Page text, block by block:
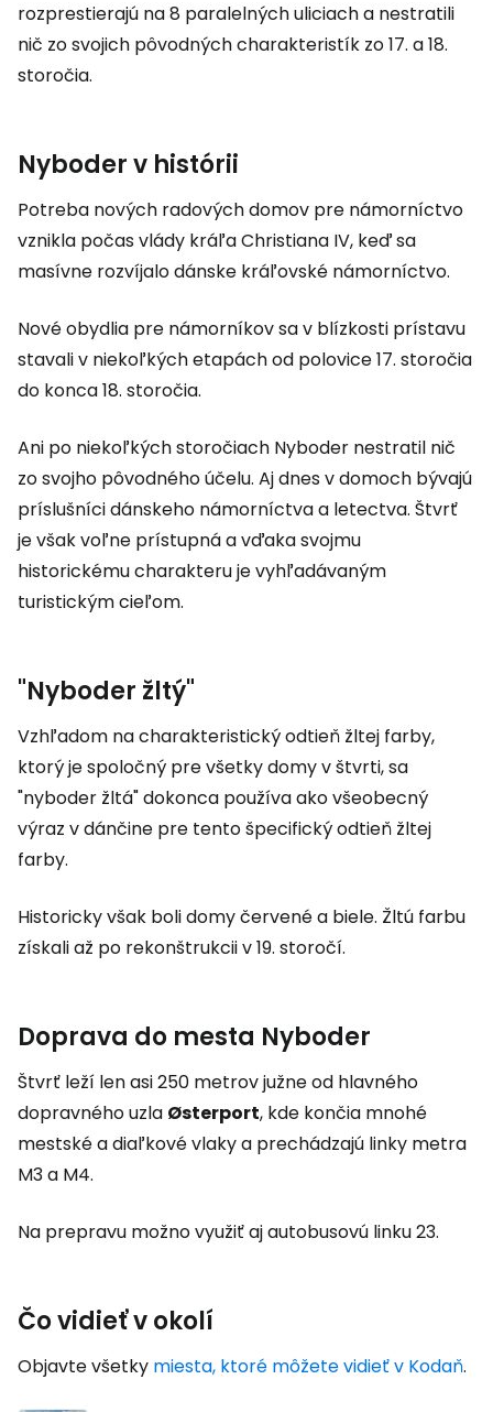
rozprestierajú na 8 paralelných uliciach a nestratili
nič zo svojich pôvodných charakteristík zo 17. a 18.
storočia.
Nyboder v histórii
Potreba nových radových domov pre námorníctvo
vznikla počas vlády kráľa Christiana IV, keď sa
masívne rozvíjalo dánske kráľovské námorníctvo.
Nové obydlia pre námorníkov sa v blízkosti prístavu
stavali v niekoľkých etapách od polovice 17. storočia
do konca 18. storočia.
Ani po niekoľkých storočiach Nyboder nestratil nič
zo svojho pôvodného účelu. Aj dnes v domoch bývajú
príslušníci dánskeho námorníctva a letectva. Štvrť
je však voľne prístupná a vďaka svojmu
historickému charakteru je vyhľadávaným
turistickým cieľom.
"Nyboder žltý"
Vzhľadom na charakteristický odtieň žltej farby,
ktorý je spoločný pre všetky domy v štvrti, sa
"nyboder žltá" dokonca používa ako všeobecný
výraz v dánčine pre tento špecifický odtieň žltej
farby.
Historicky však boli domy červené a biele. Žltú farbu
získali až po rekonštrukcii v 19. storočí.
Doprava do mesta Nyboder
Štvrť leží len asi 250 metrov južne od hlavného
dopravného uzla Østerport, kde končia mnohé
mestské a diaľkové vlaky a prechádzajú linky metra
M3 a M4.
Na prepravu možno využiť aj autobusovú linku 23.
Čo vidieť v okolí
Objavte všetky miesta, ktoré môžete vidieť v Kodaň.